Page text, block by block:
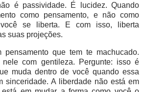
é passividade. É lucidez. Quando
como pensamento, e não como
se liberta. E com isso, liberta
suas projeções.
pensamento que tem te machucado.
nele com gentileza. Pergunte: isso é
muda dentro de você quando essa
sinceridade. A liberdade não está em